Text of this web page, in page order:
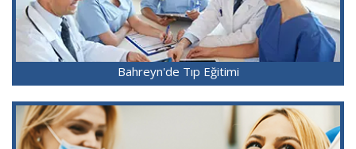
Bahreyn'de Tıp Eğitimi